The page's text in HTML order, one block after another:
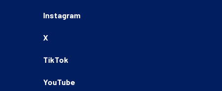
Instagram
X
TikTok
YouTube